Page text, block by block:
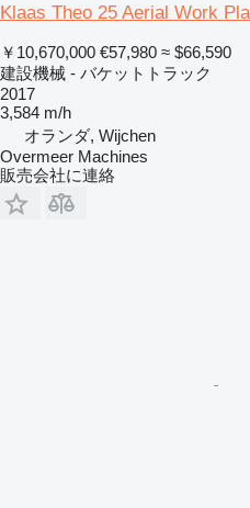
Klaas Theo 25 Aerial Work
￥10,670,000 €57,980 ≈ $66,590
建設機械 - バケットトラック
2017
3,584 m/h
オランダ, Wijchen
Overmeer Machines
販売会社に連絡